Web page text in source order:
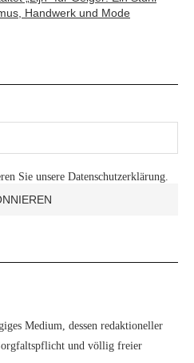
Handwerk und Mode
Sie unsere Datenschutzerklärung.
Medium, dessen redaktioneller
und völlig freier